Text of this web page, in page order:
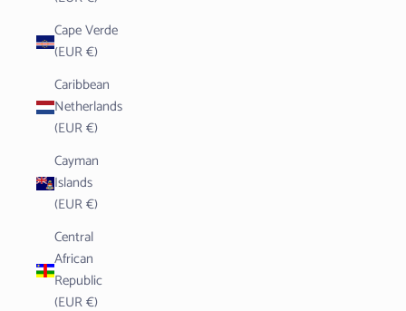
Cape Verde
(EUR €)
Caribbean
Netherlands
(EUR €)
Cayman
Islands
(EUR €)
Central
African
Republic
(EUR €)